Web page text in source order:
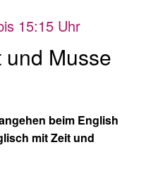
Musse
15:15 Uhr
beim English
mit Zeit und